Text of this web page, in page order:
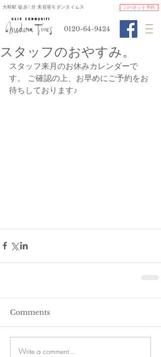
​大和駅 徒歩1分 美容室モダンタイムス
0120-64-9424
24Hネット予約
スタッフのおやすみ。
スタッフ来月のお休みカレンダーで
す。 ご確認の上、お早めにご予約をお
待ちしております♪
Comments
Write a comment...